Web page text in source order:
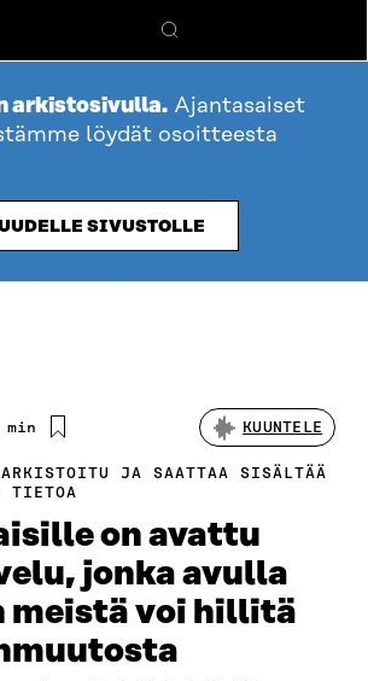
Hae
arkistosivulla. Ajantasaiset
löydät osoitteesta
SIVUSTOLLE
min KUUNTELE
JA SAATTAA SISÄLTÄÄ
TIETOA
on avattu
jonka avulla
meistä voi hillitä